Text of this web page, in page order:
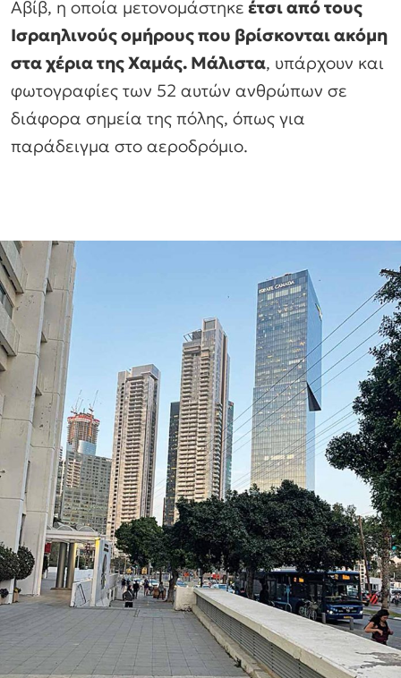
Αβίβ, η οποία μετονομάστηκε έτσι από τους
Ισραηλινούς ομήρους που βρίσκονται ακόμη
στα χέρια της Χαμάς. Μάλιστα, υπάρχουν και
φωτογραφίες των 52 αυτών ανθρώπων σε
διάφορα σημεία της πόλης, όπως για
παράδειγμα στο αεροδρόμιο.